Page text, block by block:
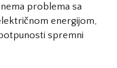
problema sa
energijom,
spremni